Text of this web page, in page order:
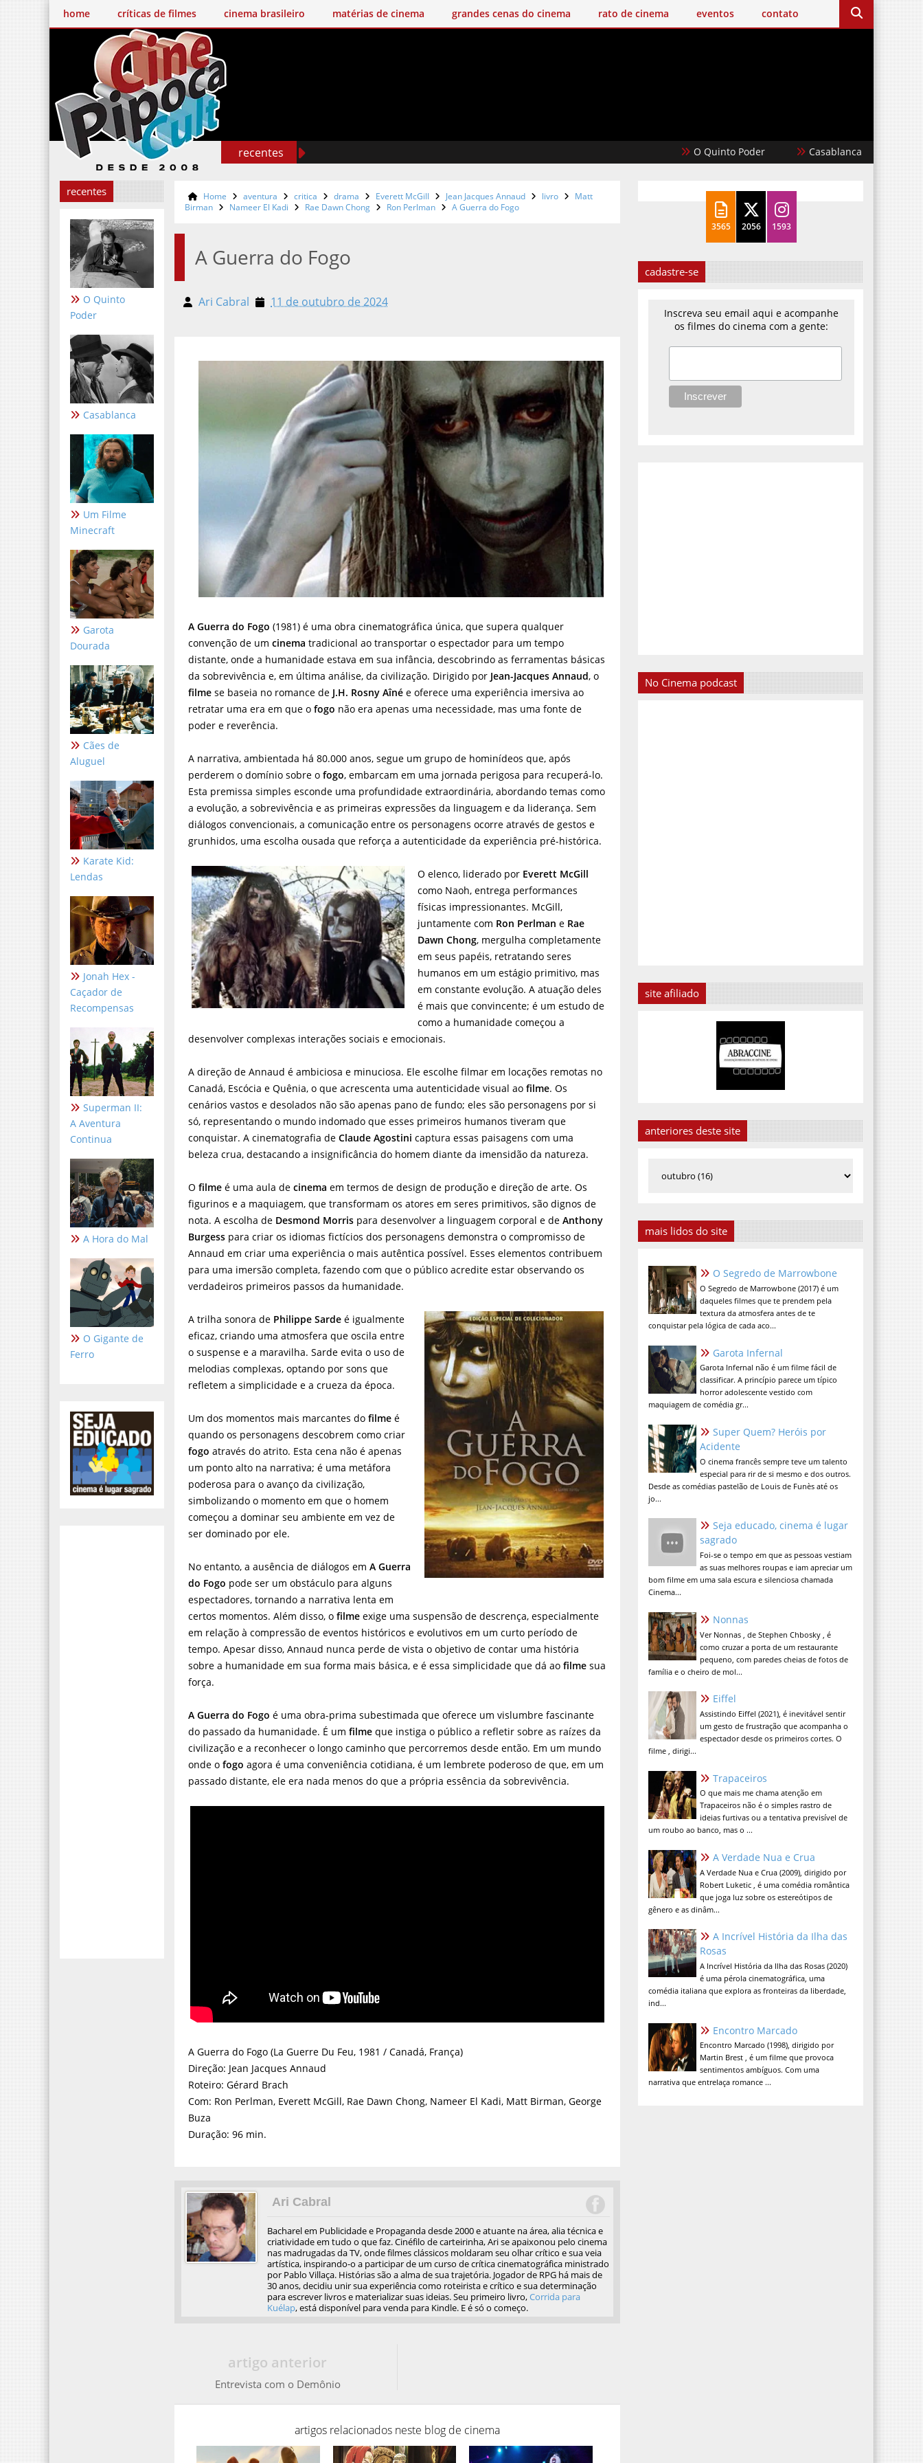
home críticas de filmes cinema brasileiro matérias de cinema grandes cenas do cinema rato de cinema eventos contato
recentes O Quinto Poder Casablanca Um Filme
recentes
O Quinto
Poder
Casablanca
Um Filme
Minecraft
Garota
Dourada
Cães de
Aluguel
Karate Kid:
Lendas
Jonah Hex -
Caçador de
Recompensas
Superman II:
A Aventura
Continua
A Hora do Mal
O Gigante de
Ferro
Home aventura critica drama Everett McGill Jean Jacques Annaud livro
Matt
Birman
Nameer El Kadi Rae Dawn Chong Ron Perlman A Guerra do Fogo
A Guerra do Fogo
Ari Cabral 11 de outubro de 2024
A Guerra do Fogo (1981) é uma obra cinematográfica única, que supera qualquer
convenção de umcinema tradicional ao transportar o espectador para um tempo
distante, onde a humanidade estava em sua infância, descobrindo as ferramentas básicas
da sobrevivência e, em última análise, da civilização. Dirigido por Jean-Jacques Annaud , o
filme se baseia no romance de J.H. Rosny Aîné e oferece uma experiência imersiva ao
retratar uma era em que ofogo não era apenas uma necessidade, mas uma fonte de
poder e reverência.
A narrativa, ambientada há 80.000 anos, segue um grupo de hominídeos que, após
perderem o domínio sobre ofogo , embarcam em uma jornada perigosa para recuperá-lo.
Esta premissa simples esconde uma profundidade extraordinária, abordando temas como
a evolução, a sobrevivência e as primeiras expressões da linguagem e da liderança. Sem
diálogos convencionais, a comunicação entre os personagens ocorre através de gestos e
grunhidos, uma escolha ousada que reforça a autenticidade da experiência pré-histórica.
O elenco, liderado por Everett McGill
como Naoh, entrega performances
físicas impressionantes. McGill,
juntamente com Ron Perlman e Rae
Dawn Chong , mergulha completamente
em seus papéis, retratando seres
humanos em um estágio primitivo, mas
em constante evolução. A atuação deles
é mais que convincente; é um estudo de
como a humanidade começou a
desenvolver complexas interações sociais e emocionais.
A direção de Annaud é ambiciosa e minuciosa. Ele escolhe filmar em locações remotas no
Canadá, Escócia e Quênia, o que acrescenta uma autenticidade visual aofilme . Os
cenários vastos e desolados não são apenas pano de fundo; eles são personagens por si
só, representando o mundo indomado que esses primeiros humanos tiveram que
conquistar. A cinematografia deClaude Agostini captura essas paisagens com uma
beleza crua, destacando a insignificância do homem diante da imensidão da natureza.
Ofilme é uma aula decinema em termos de design de produção e direção de arte. Os
figurinos e a maquiagem, que transformam os atores em seres primitivos, são dignos de
nota. A escolha de Desmond Morris para desenvolver a linguagem corporal e de Anthony
Burgess para criar os idiomas fictícios dos personagens demonstra o compromisso de
Annaud em criar uma experiência o mais autêntica possível. Esses elementos contribuem
para uma imersão completa, fazendo com que o público acredite estar observando os
verdadeiros primeiros passos da humanidade.
A trilha sonora de Philippe Sarde é igualmente
eficaz, criando uma atmosfera que oscila entre
o suspense e a maravilha. Sarde evita o uso de
melodias complexas, optando por sons que
refletem a simplicidade e a crueza da época.
Um dos momentos mais marcantes dofilme é
quando os personagens descobrem como criar
fogo através do atrito. Esta cena não é apenas
um ponto alto na narrativa; é uma metáfora
poderosa para o avanço da civilização,
simbolizando o momento em que o homem
começou a dominar seu ambiente em vez de
ser dominado por ele.
No entanto, a ausência de diálogos em A Guerra
do Fogo pode ser um obstáculo para alguns
espectadores, tornando a narrativa lenta em
certos momentos. Além disso, ofilme exige uma suspensão de descrença, especialmente
em relação à compressão de eventos históricos e evolutivos em um curto período de
tempo. Apesar disso, Annaud nunca perde de vista o objetivo de contar uma história
sobre a humanidade em sua forma mais básica, e é essa simplicidade que dá aofilme sua
força.
A Guerra do Fogo é uma obra-prima subestimada que oferece um vislumbre fascinante
do passado da humanidade. É umfilme que instiga o público a refletir sobre as raízes da
civilização e a reconhecer o longo caminho que percorremos desde então. Em um mundo
onde ofogo agora é uma conveniência cotidiana, é um lembrete poderoso de que, em um
passado distante, ele era nada menos do que a própria essência da sobrevivência.
A Guerra do Fogo (La Guerre Du Feu, 1981 / Canadá, França)
Direção: Jean Jacques Annaud
Roteiro: Gérard Brach
Com: Ron Perlman, Everett McGill, Rae Dawn Chong, Nameer El Kadi, Matt Birman, George
Buza
Duração: 96 min.
Ari Cabral
Bacharel em Publicidade e Propaganda desde 2000 e atuante na área, alia técnica e
criatividade em tudo o que faz. Cinéfilo de carteirinha, Ari se apaixonou pelo cinema
nas madrugadas da TV, onde filmes clássicos moldaram seu olhar crítico e sua veia
artística, inspirando-o a participar de um curso de crítica cinematográfica ministrado
por Pablo Villaça. Histórias são a alma de sua trajetória. Jogador de RPG há mais de
30 anos, decidiu unir sua experiência como roteirista e crítico e sua determinação
para escrever livros e materializar suas ideias. Seu primeiro livro,Corrida para
Kuélap , está disponível para venda para Kindle. E é só o começo.
artigo anterior
Entrevista com o Demônio
artigos relacionados neste blog de cinema
3565 2056 1593
cadastre-se
Inscreva seu email aqui e acompanhe
os filmes do cinema com a gente:
No Cinema podcast
site afiliado
anteriores deste site
mais lidos do site
O Segredo de Marrowbone
O Segredo de Marrowbone (2017) é um
daqueles filmes que te prendem pela
textura da atmosfera antes de te
conquistar pela lógica de cada aco...
Garota Infernal
Garota Infernal não é um filme fácil de
classificar. A princípio parece um típico
horror adolescente vestido com
maquiagem de comédia gr...
Super Quem? Heróis por
Acidente
O cinema francês sempre teve um talento
especial para rir de si mesmo e dos outros.
Desde as comédias pastelão de Louis de Funès até os
jo...
Seja educado, cinema é lugar
sagrado
Foi-se o tempo em que as pessoas vestiam
as suas melhores roupas e iam apreciar um
bom filme em uma sala escura e silenciosa chamada
Cinema...
Nonnas
Ver Nonnas , de Stephen Chbosky , é
como cruzar a porta de um restaurante
pequeno, com paredes cheias de fotos de
família e o cheiro de mol...
Eiffel
Assistindo Eiffel (2021), é inevitável sentir
um gesto de frustração que acompanha o
espectador desde os primeiros cortes. O
filme , dirigi...
Trapaceiros
O que mais me chama atenção em
Trapaceiros não é o simples rastro de
ideias furtivas ou a tentativa previsível de
um roubo ao banco, mas o ...
A Verdade Nua e Crua
A Verdade Nua e Crua (2009), dirigido por
Robert Luketic , é uma comédia romântica
que joga luz sobre os estereótipos de
gênero e as dinâm...
A Incrível História da Ilha das
Rosas
A Incrível História da Ilha das Rosas (2020)
é uma pérola cinematográfica, uma
comédia italiana que explora as fronteiras da liberdade,
ind...
Encontro Marcado
Encontro Marcado (1998), dirigido por
Martin Brest , é um filme que provoca
sentimentos ambíguos. Com uma
narrativa que entrelaça romance ...